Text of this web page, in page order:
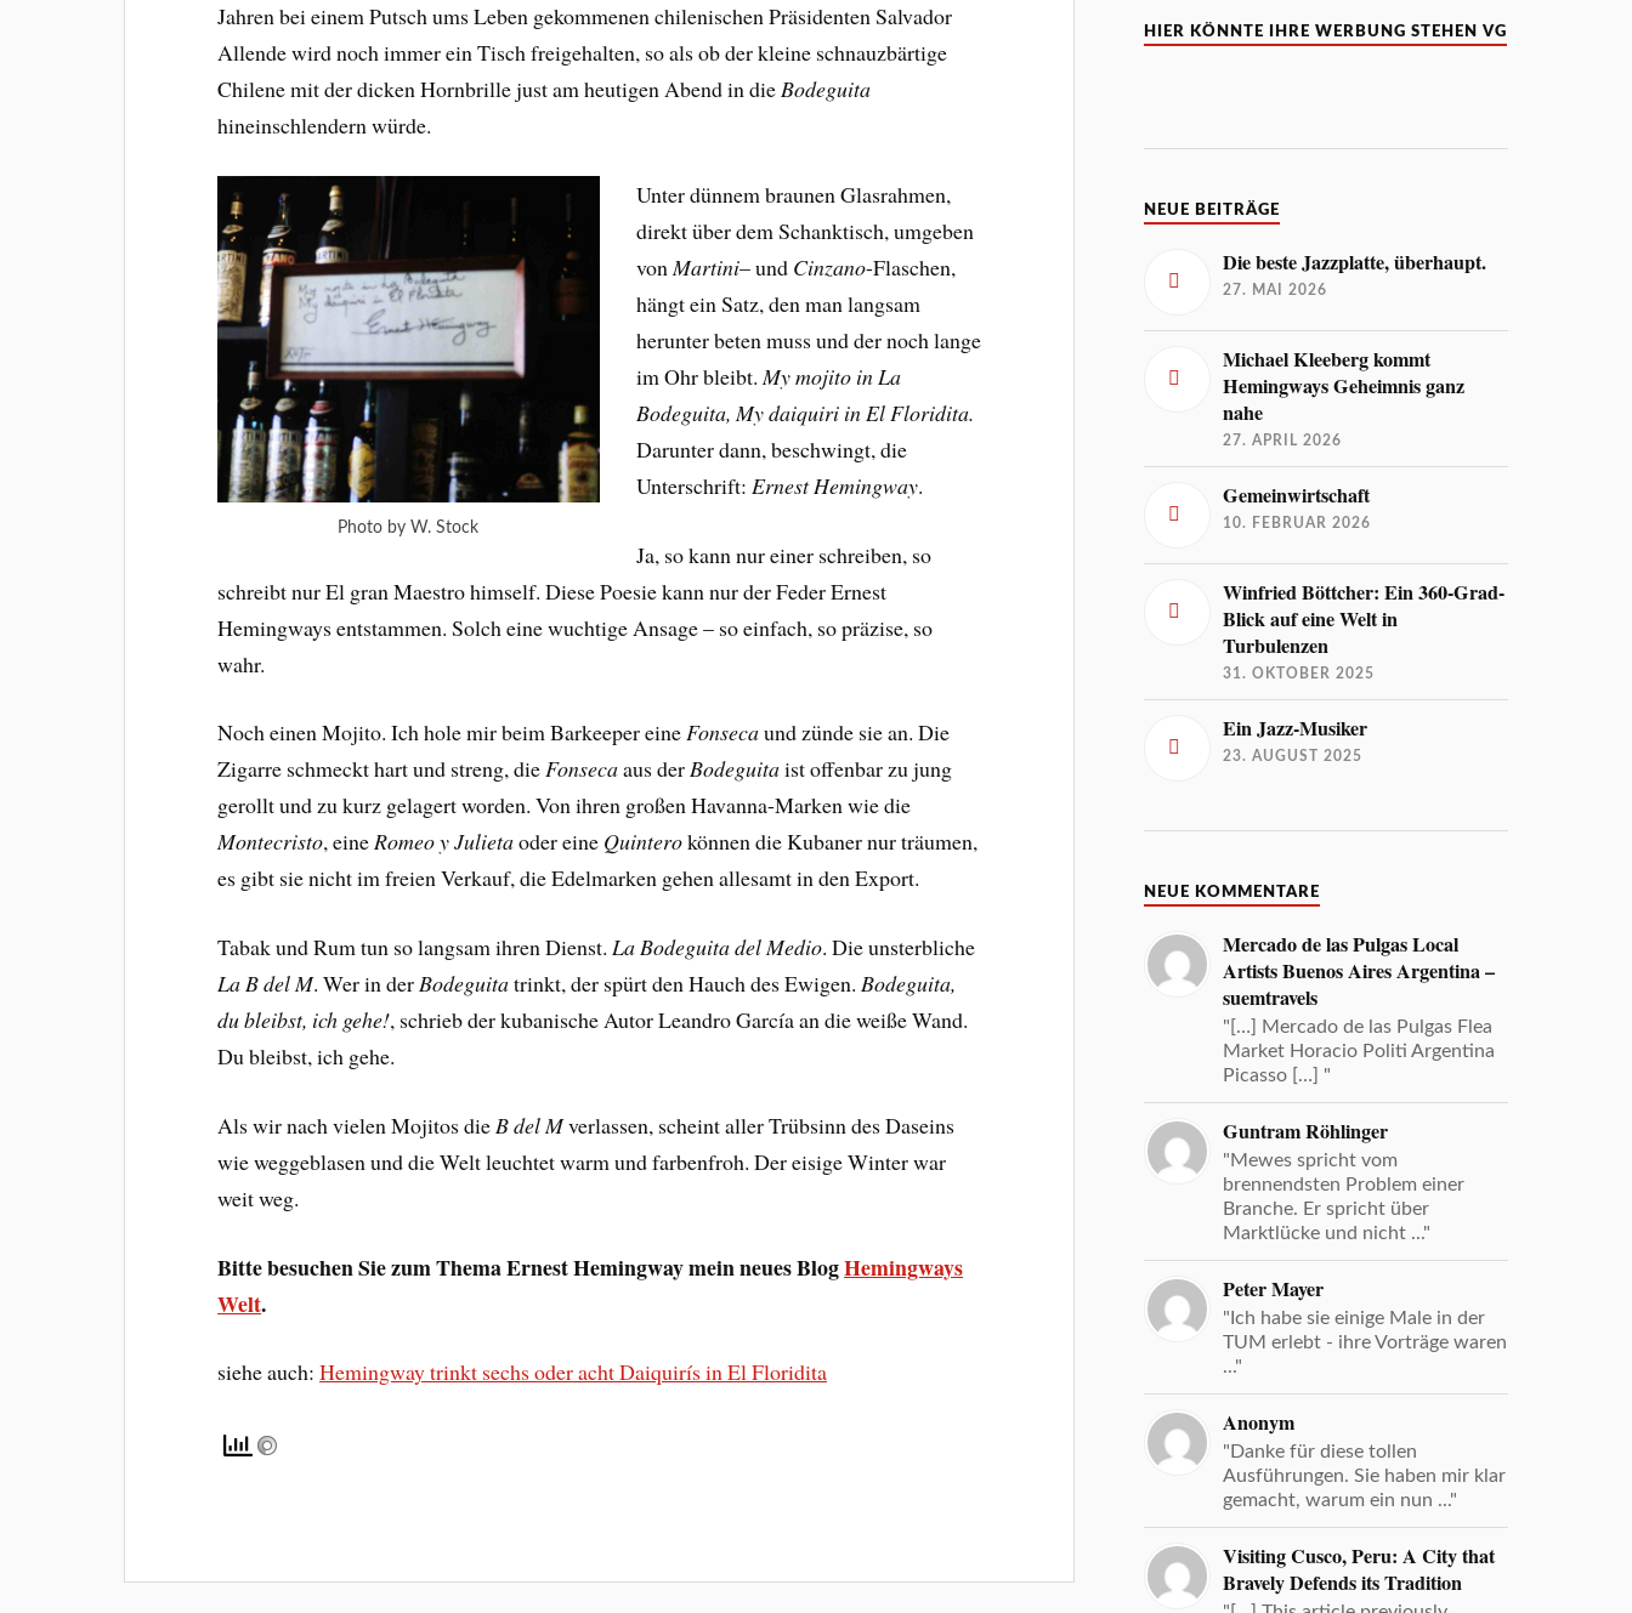
Jahren bei einem Putsch ums Leben gekommenen chilenischen Präsidenten Salvador
Allende wird noch immer ein Tisch freigehalten, so als ob der kleine schnauzbärtige
Chilene mit der dicken Hornbrille just am heutigen Abend in dieBodeguita
hineinschlendern würde.
Photo by W. Stock
Unter dünnem braunen Glasrahmen,
direkt über dem Schanktisch, umgeben
von Martini– und Cinzano-Flaschen,
hängt ein Satz, den man langsam
herunter beten muss und der noch lange
im Ohr bleibt. My mojito in La
Bodeguita, My daiquiri in El Floridita.
Darunter dann, beschwingt, die
Unterschrift: Ernest Hemingway.
Ja, so kann nur einer schreiben, so
schreibt nur El gran Maestro himself. Diese Poesie kann nur der Feder Ernest
Hemingways entstammen. Solch eine wuchtige Ansage – so einfach, so präzise, so
wahr.
Noch einen Mojito. Ich hole mir beim Barkeeper eineFonsecaund zünde sie an. Die
Zigarre schmeckt hart und streng, dieFonsecaaus derBodeguitaist offenbar zu jung
gerollt und zu kurz gelagert worden. Von ihren großen Havanna-Marken wie die
Montecristo, eineRomeo y Julietaoder eine Quinterokönnen die Kubaner nur träumen,
es gibt sie nicht im freien Verkauf, die Edelmarken gehen allesamt in den Export.
Tabak und Rum tun so langsam ihren Dienst.La Bodeguita del Medio. Die unsterbliche
La B del M. Wer in derBodeguitatrinkt, der spürt den Hauch des Ewigen.Bodeguita,
du bleibst, ich gehe!, schrieb der kubanische Autor Leandro García an die weiße Wand.
Du bleibst, ich gehe.
Als wir nach vielen Mojitos dieB del Mverlassen, scheint aller Trübsinn des Daseins
wie weggeblasen und die Welt leuchtet warm und farbenfroh. Der eisige Winter war
weit weg.
Bitte besuchen Sie zum Thema Ernest Hemingway mein neues BlogHemingways
Welt.
siehe auch:Hemingway trinkt sechs oder acht Daiquirís in El Floridita
HIER KÖNNTE IHRE WERBUNG STEHEN VG
NEUE BEITRÄGE
Die beste Jazzplatte, überhaupt.
27. MAI 2026
Michael Kleeberg kommt
Hemingways Geheimnis ganz
nahe
27. APRIL 2026
Gemeinwirtschaft
10. FEBRUAR 2026
Winfried Böttcher: Ein 360-Grad-
Blick auf eine Welt in
Turbulenzen
31. OKTOBER 2025
Ein Jazz-Musiker
23. AUGUST 2025
NEUE KOMMENTARE
Mercado de las Pulgas Local
Artists Buenos Aires Argentina –
suemtravels
"[…] Mercado de las Pulgas Flea
Market Horacio Politi Argentina
Picasso […] "
Guntram Röhlinger
"Mewes spricht vom
brennendsten Problem einer
Branche. Er spricht über
Marktlücke und nicht ..."
Peter Mayer
"Ich habe sie einige Male in der
TUM erlebt - ihre Vorträge waren
..."
Anonym
"Danke für diese tollen
Ausführungen. Sie haben mir klar
gemacht, warum ein nun ..."
Visiting Cusco, Peru: A City that
Bravely Defends its Tradition